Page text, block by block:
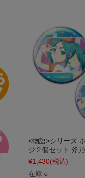
<物語>シリーズ
ジ２個セット 斧
¥1,430(税込)
在庫 ○